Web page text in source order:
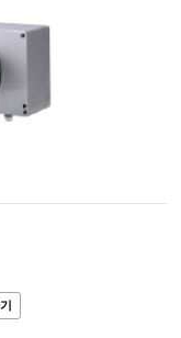
Q&A